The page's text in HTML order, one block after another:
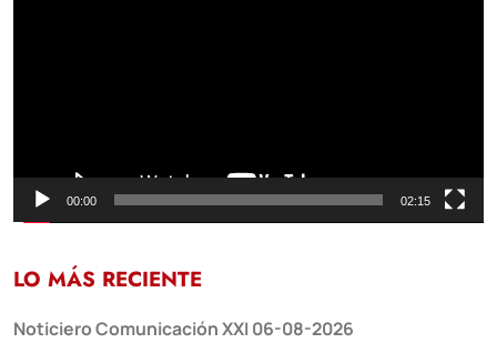
00:00 02:15
LO MÁS RECIENTE
Noticiero Comunicación XXI 06-08-2026